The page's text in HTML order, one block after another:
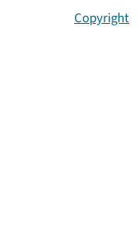
Copyright